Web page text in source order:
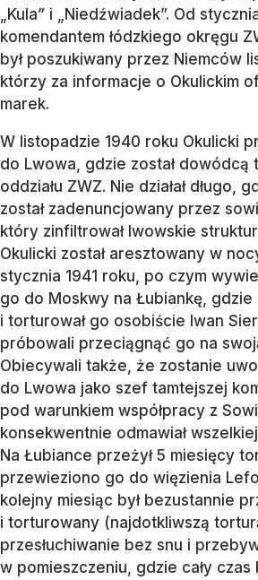
„Kula” i „Niedźwiadek”. Od
komendantem łódzkiego okręgu
był poszukiwany przez Niemców
którzy za informacje o Okulickim
marek.
W listopadzie 1940 roku Okulicki
do Lwowa, gdzie został dowódcą
oddziału ZWZ. Nie działał długo,
został zadenuncjowany przez
który zinfiltrował lwowskie
Okulicki został aresztowany w
stycznia 1941 roku, po czym
go do Moskwy na Łubiankę, gdzie
i torturował go osobiście Iwan
próbowali przeciągnąć go na
Obiecywali także, że zostanie
do Lwowa jako szef tamtejszej
pod warunkiem współpracy z
konsekwentnie odmawiał
Na Łubiance przeżył 5 miesięcy
przewieziono go do więzienia
kolejny miesiąc był bezustannie
i torturowany (najdotkliwszą
przesłuchiwanie bez snu i
w pomieszczeniu, gdzie cały czas